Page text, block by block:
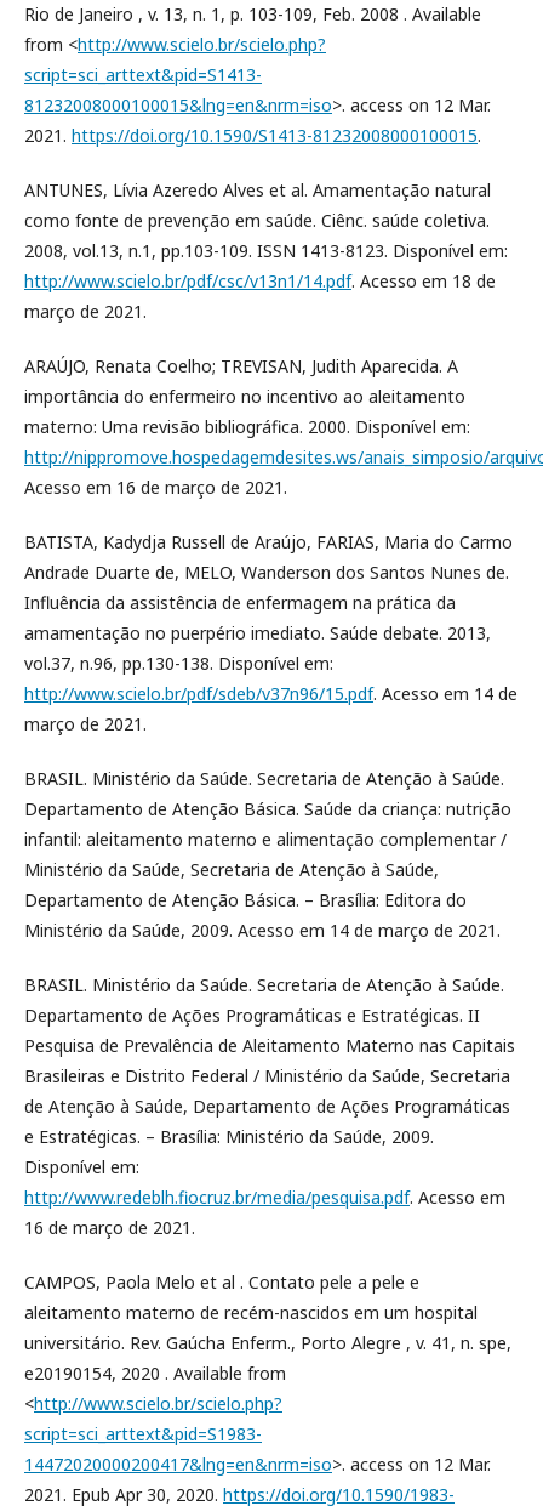
Rio de Janeiro , v. 13, n. 1, p. 103-109, Feb. 2008 . Available
from <http://www.scielo.br/scielo.php?
script=sci_arttext&pid=S1413-
81232008000100015&lng=en&nrm=iso>. access on 12 Mar.
2021. https://doi.org/10.1590/S1413-81232008000100015.
ANTUNES, Lívia Azeredo Alves et al. Amamentação natural
como fonte de prevenção em saúde. Ciênc. saúde coletiva.
2008, vol.13, n.1, pp.103-109. ISSN 1413-8123. Disponível em:
http://www.scielo.br/pdf/csc/v13n1/14.pdf. Acesso em 18 de
março de 2021.
ARAÚJO, Renata Coelho; TREVISAN, Judith Aparecida. A
importância do enfermeiro no incentivo ao aleitamento
materno: Uma revisão bibliográfica. 2000. Disponível em:
http://nippromove.hospedagemdesites.ws/anais_simposio/
Acesso em 16 de março de 2021.
BATISTA, Kadydja Russell de Araújo, FARIAS, Maria do Carmo
Andrade Duarte de, MELO, Wanderson dos Santos Nunes de.
Influência da assistência de enfermagem na prática da
amamentação no puerpério imediato. Saúde debate. 2013,
vol.37, n.96, pp.130-138. Disponível em:
http://www.scielo.br/pdf/sdeb/v37n96/15.pdf. Acesso em 14 de
março de 2021.
BRASIL. Ministério da Saúde. Secretaria de Atenção à Saúde.
Departamento de Atenção Básica. Saúde da criança: nutrição
infantil: aleitamento materno e alimentação complementar /
Ministério da Saúde, Secretaria de Atenção à Saúde,
Departamento de Atenção Básica. – Brasília: Editora do
Ministério da Saúde, 2009. Acesso em 14 de março de 2021.
BRASIL. Ministério da Saúde. Secretaria de Atenção à Saúde.
Departamento de Ações Programáticas e Estratégicas. II
Pesquisa de Prevalência de Aleitamento Materno nas Capitais
Brasileiras e Distrito Federal / Ministério da Saúde, Secretaria
de Atenção à Saúde, Departamento de Ações Programáticas
e Estratégicas. – Brasília: Ministério da Saúde, 2009.
Disponível em:
http://www.redeblh.fiocruz.br/media/pesquisa.pdf. Acesso em
16 de março de 2021.
CAMPOS, Paola Melo et al . Contato pele a pele e
aleitamento materno de recém-nascidos em um hospital
universitário. Rev. Gaúcha Enferm., Porto Alegre , v. 41, n. spe,
e20190154, 2020 . Available from
<http://www.scielo.br/scielo.php?
script=sci_arttext&pid=S1983-
14472020000200417&lng=en&nrm=iso>. access on 12 Mar.
2021. Epub Apr 30, 2020. https://doi.org/10.1590/1983-